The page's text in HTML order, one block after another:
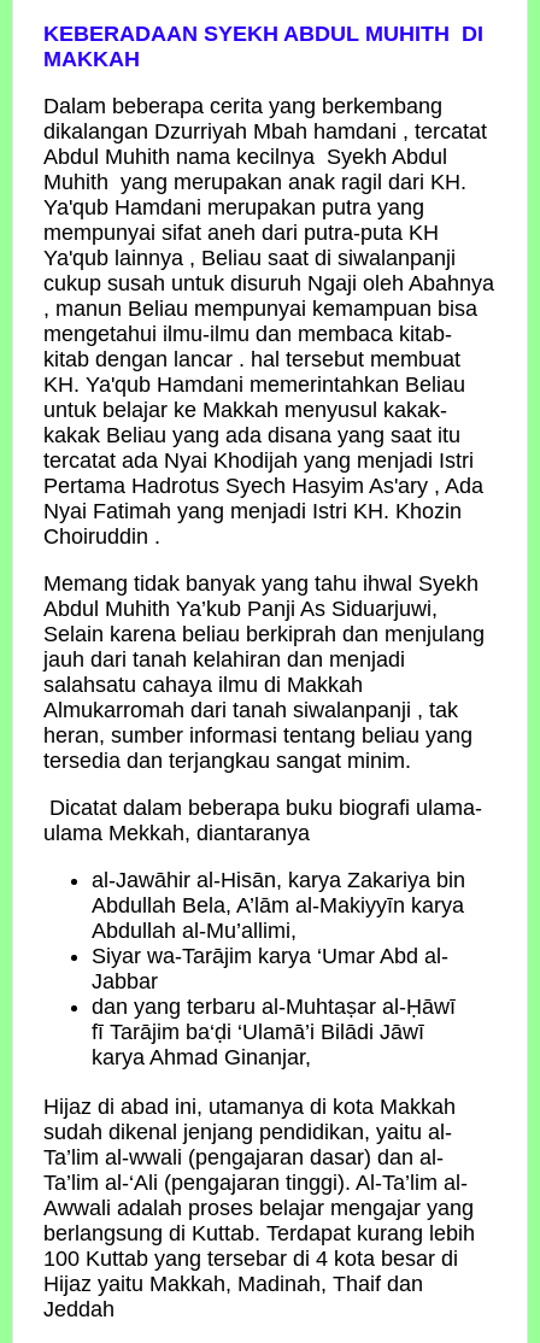
KEBERADAAN SYEKH ABDUL MUHITH DI
MAKKAH
Dalam beberapa cerita yang berkembang
dikalangan Dzurriyah Mbah hamdani , tercatat
Abdul Muhith nama kecilnya Syekh Abdul
Muhith yang merupakan anak ragil dari KH.
Ya'qub Hamdani merupakan putra yang
mempunyai sifat aneh dari putra-puta KH
Ya'qub lainnya , Beliau saat di siwalanpanji
cukup susah untuk disuruh Ngaji oleh Abahnya
, manun Beliau mempunyai kemampuan bisa
mengetahui ilmu-ilmu dan membaca kitab-
kitab dengan lancar . hal tersebut membuat
KH. Ya'qub Hamdani memerintahkan Beliau
untuk belajar ke Makkah menyusul kakak-
kakak Beliau yang ada disana yang saat itu
tercatat ada Nyai Khodijah yang menjadi Istri
Pertama Hadrotus Syech Hasyim As'ary , Ada
Nyai Fatimah yang menjadi Istri KH. Khozin
Choiruddin .
Memang tidak banyak yang tahu ihwal Syekh
Abdul Muhith Ya’kub Panji As Siduarjuwi,
Selain karena beliau berkiprah dan menjulang
jauh dari tanah kelahiran dan menjadi
salahsatu cahaya ilmu di Makkah
Almukarromah dari tanah siwalanpanji , tak
heran, sumber informasi tentang beliau yang
tersedia dan terjangkau sangat minim.
Dicatat dalam beberapa buku biografi ulama-
ulama Mekkah, diantaranya
al-Jawāhir al-Hisān, karya Zakariya bin
Abdullah Bela, A’lām al-Makiyyīn karya
Abdullah al-Mu’allimi,
Siyar wa-Tarājim karya ‘Umar Abd al-
Jabbar
dan yang terbaru al-Muhtaṣar al-Ḥāwī
fī Tarājim ba‘ḍi ‘Ulamā’i Bilādi Jāwī
karya Ahmad Ginanjar,
Hijaz di abad ini, utamanya di kota Makkah
sudah dikenal jenjang pendidikan, yaitu al-
Ta’lim al-wwali (pengajaran dasar) dan al-
Ta’lim al-‘Ali (pengajaran tinggi). Al-Ta’lim al-
Awwali adalah proses belajar mengajar yang
berlangsung di Kuttab. Terdapat kurang lebih
100 Kuttab yang tersebar di 4 kota besar di
Hijaz yaitu Makkah, Madinah, Thaif dan
Jeddah